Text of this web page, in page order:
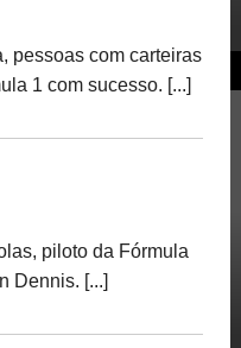
pessoas com carteiras
1 com sucesso. [...]
piloto da Fórmula
Dennis. [...]